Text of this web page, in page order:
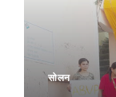
सोलन